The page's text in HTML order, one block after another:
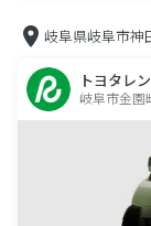
岐阜県岐阜市神
トヨタレ
岐阜市金園